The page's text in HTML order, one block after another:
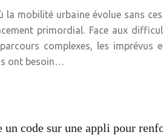
la mobilité urbaine évolue sans
primordial. Face aux
complexes, les imprévus
ont besoin…
un code sur une appli pour